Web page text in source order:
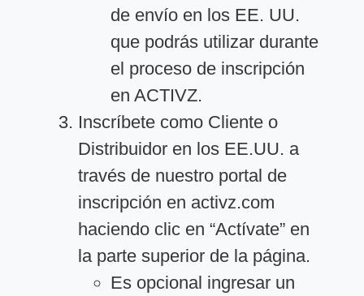
de envío en los EE. UU.
que podrás utilizar durante
el proceso de inscripción
en ACTIVZ.
Inscríbete como Cliente o
Distribuidor en los EE.UU. a
través de nuestro portal de
inscripción en activz.com
haciendo clic en “Actívate” en
la parte superior de la página.
Es opcional ingresar un